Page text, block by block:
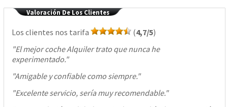
Valoración De Los Clientes
Los clientes nos tarifa (4,7/5)
"El mejor coche Alquiler trato que nunca he
experimentado."
"Amigable y confiable como siempre."
"Excelente servicio, sería muy recomendable."